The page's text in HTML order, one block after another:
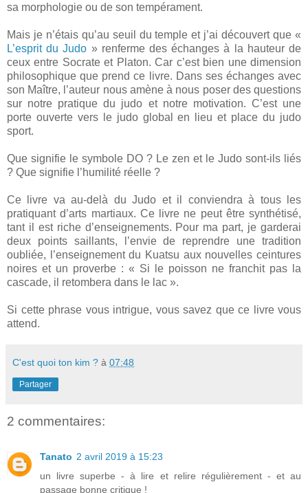
sa morphologie ou de son tempérament.
Mais je n’étais qu’au seuil du temple et j’ai découvert que «
L’esprit du Judo » renferme des échanges à la hauteur de
ceux entre Socrate et Platon. Car c’est bien une dimension
philosophique que prend ce livre. Dans ses échanges avec
son Maître, l’auteur nous amène à nous poser des questions
sur notre pratique du judo et notre motivation. C’est une
porte ouverte vers le judo global en lieu et place du judo
sport.
Que signifie le symbole DO ? Le zen et le Judo sont-ils liés
? Que signifie l’humilité réelle ?
Ce livre va au-delà du Judo et il conviendra à tous les
pratiquant d’arts martiaux. Ce livre ne peut être synthétisé,
tant il est riche d’enseignements. Pour ma part, je garderai
deux points saillants, l’envie de reprendre une tradition
oubliée, l’enseignement du Kuatsu aux nouvelles ceintures
noires et un proverbe : « Si le poisson ne franchit pas la
cascade, il retombera dans le lac ».
Si cette phrase vous intrigue, vous savez que ce livre vous
attend.
C'est quoi ton kim ? à 07:48
Partager
2 commentaires:
Tanato 2 avril 2019 à 15:23
un livre superbe - à lire et relire régulièrement - et au
passage bonne critique !